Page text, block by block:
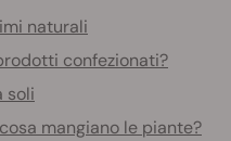
naturali
confezionati?
soli
mangiano le piante?